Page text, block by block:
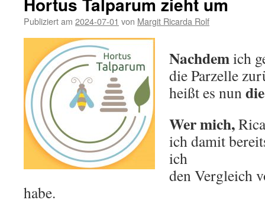
Publiziert am 2024-07-01 von Margit Ricarda Rolf
Nachdemich
die Parzelle
heißt es nun
Wer mich,
ich damit
ich
den Vergleich
habe.